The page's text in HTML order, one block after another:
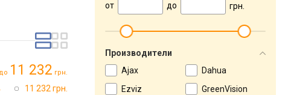
до 11 232 грн.
11 232 грн.
от
до грн.
Производители
Ajax
Dahua
Ezviz
GreenVision